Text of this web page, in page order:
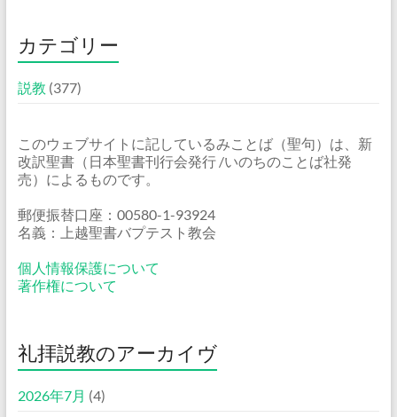
カテゴリー
説教 (377)
このウェブサイトに記しているみことば（聖句）は、新
改訳聖書（日本聖書刊行会発行 /いのちのことば社発
売）によるものです。
郵便振替口座：00580-1-93924
名義：上越聖書バプテスト教会
個人情報保護について
著作権について
礼拝説教のアーカイヴ
2026年7月 (4)